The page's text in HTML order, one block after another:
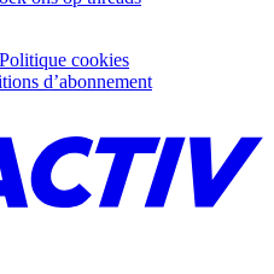
Politique cookies
d’abonnement